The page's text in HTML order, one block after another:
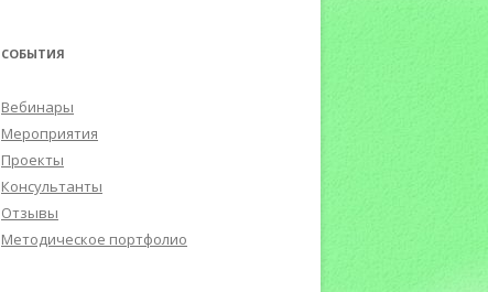
СОБЫТИЯ
Вебинары
Мероприятия
Проекты
Консультанты
Отзывы
Методическое портфолио